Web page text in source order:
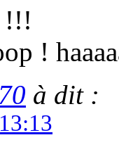
!!!
!
à dit :